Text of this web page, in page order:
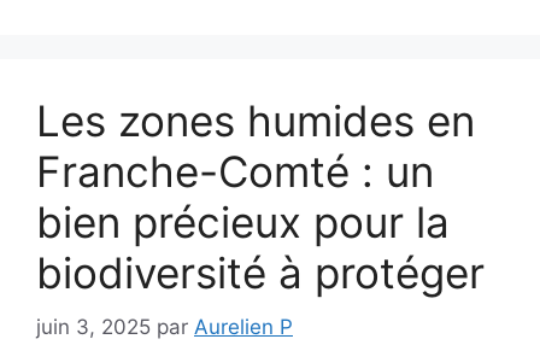
Les zones humides en
Franche-Comté : un
bien précieux pour la
biodiversité à protéger
juin 3, 2025 par Aurelien P